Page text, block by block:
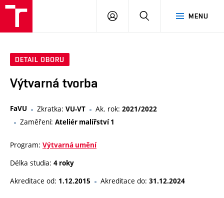
MENU
PŘIHLÁSIT
DETAIL OBORU
Výtvarná tvorba
FaVU Zkratka: VU-VT Ak. rok: 2021/2022
Zaměření: Ateliér malířství 1
Program: Výtvarná umění
Délka studia: 4 roky
Akreditace od: 1.12.2015 Akreditace do: 31.12.2024